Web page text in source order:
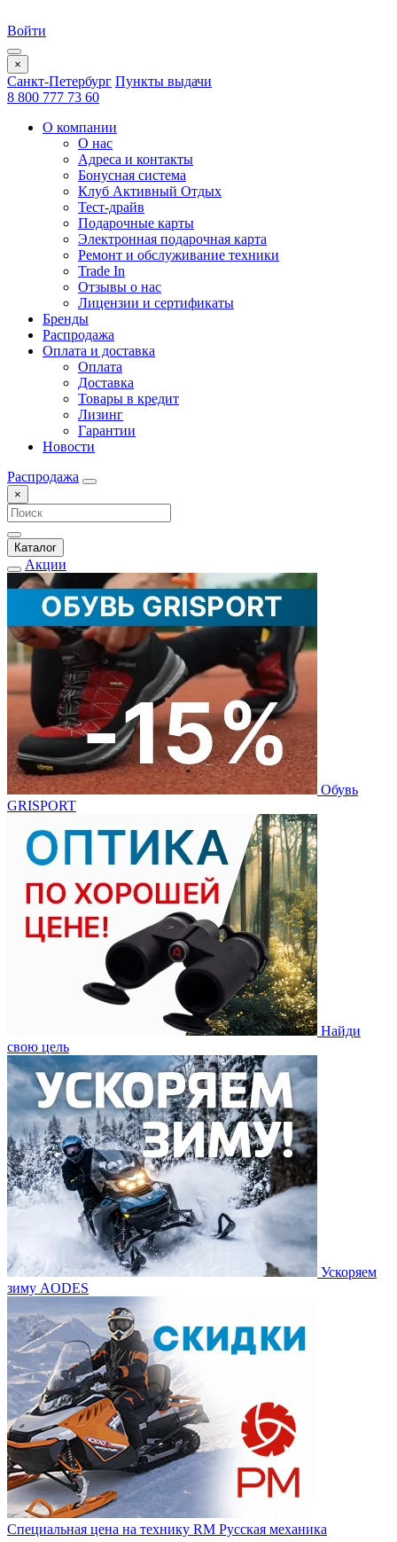
Войти
×
Санкт-Петербург Пункты выдачи
8 800 777 73 60
О компании
О нас
Адреса и контакты
Бонусная система
Клуб Активный Отдых
Тест-драйв
Подарочные карты
Электронная подарочная карта
Ремонт и обслуживание техники
Trade In
Отзывы о нас
Лицензии и сертификаты
Бренды
Распродажа
Оплата и доставка
Оплата
Доставка
Товары в кредит
Лизинг
Гарантии
Новости
Распродажа
×
Каталог
Акции
Обувь
GRISPORT
Найди
свою цель
Ускоряем
зиму AODES
Специальная цена на технику RM Русская механика